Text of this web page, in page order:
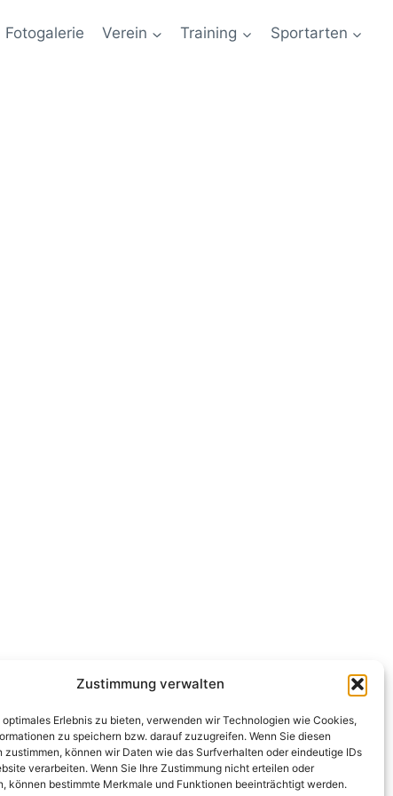
Zustimmung verwalten
optimales Erlebnis zu bieten, verwenden wir Technologien wie Cookies,
zu speichern bzw. darauf zuzugreifen. Wenn Sie diesen
zustimmen, können wir Daten wie das Surfverhalten oder eindeutige IDs
verarbeiten. Wenn Sie Ihre Zustimmung nicht erteilen oder
können bestimmte Merkmale und Funktionen beeinträchtigt werden.
Fotogalerie Verein Training Sportarten